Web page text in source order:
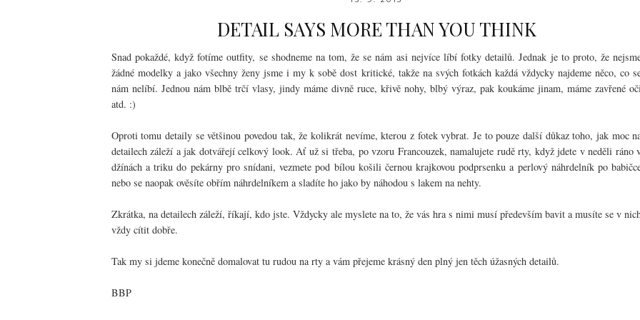
DETAIL SAYS MORE THAN YOU THINK
Snad pokaždé, když fotíme outfity, se shodneme na tom, že se nám asi nejvíce líbí fotky detailů. Jednak je to proto, že
žádné modelky a jako všechny ženy jsme i my k sobě dost kritické, takže na svých fotkách každá vždycky najdeme něco, co
nám nelíbí. Jednou nám blbě trčí vlasy, jindy máme divně ruce, křivě nohy, blbý výraz, pak koukáme jinam, máme zavřené
atd. :)
Oproti tomu detaily se většinou povedou tak, že kolikrát nevíme, kterou z fotek vybrat. Je to pouze další důkaz toho, jak moc
detailech záleží a jak dotvářejí celkový look. Ať už si třeba, po vzoru Francouzek, namalujete rudě rty, když jdete v neděli ráno
džínách a triku do pekárny pro snídani, vezmete pod bílou košili černou krajkovou podprsenku a perlový náhrdelník po
nebo se naopak ověsíte obřím náhrdelníkem a sladíte ho jako by náhodou s lakem na nehty.
Zkrátka, na detailech záleží, říkají, kdo jste. Vždycky ale myslete na to, že vás hra s nimi musí především bavit a musíte se v
vždy cítit dobře.
Tak my si jdeme konečně domalovat tu rudou na rty a vám přejeme krásný den plný jen těch úžasných detailů.
BBP